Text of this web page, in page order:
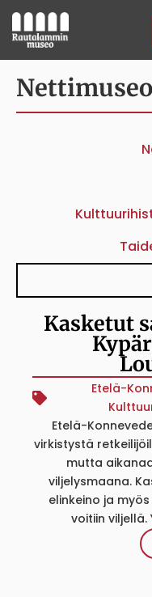
Nettimuseo
Kasketut
Etelä-
Etelä-
virkistystä
mutta
viljelysmaana.
elinkeino ja
voitiin viljellä.